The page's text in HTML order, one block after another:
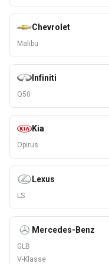
Chevrolet
Malibu
Infiniti
Q50
Kia
Opirus
Lexus
LS
Mercedes-Benz
GLB
V-Klasse